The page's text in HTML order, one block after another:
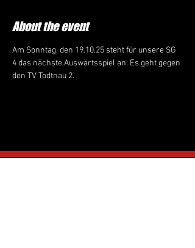
About the event
Am Sonntag, den 19.10.25 steht für unsere SG
4 das nächste Auswärtsspiel an. Es geht gegen
den TV Todtnau 2.